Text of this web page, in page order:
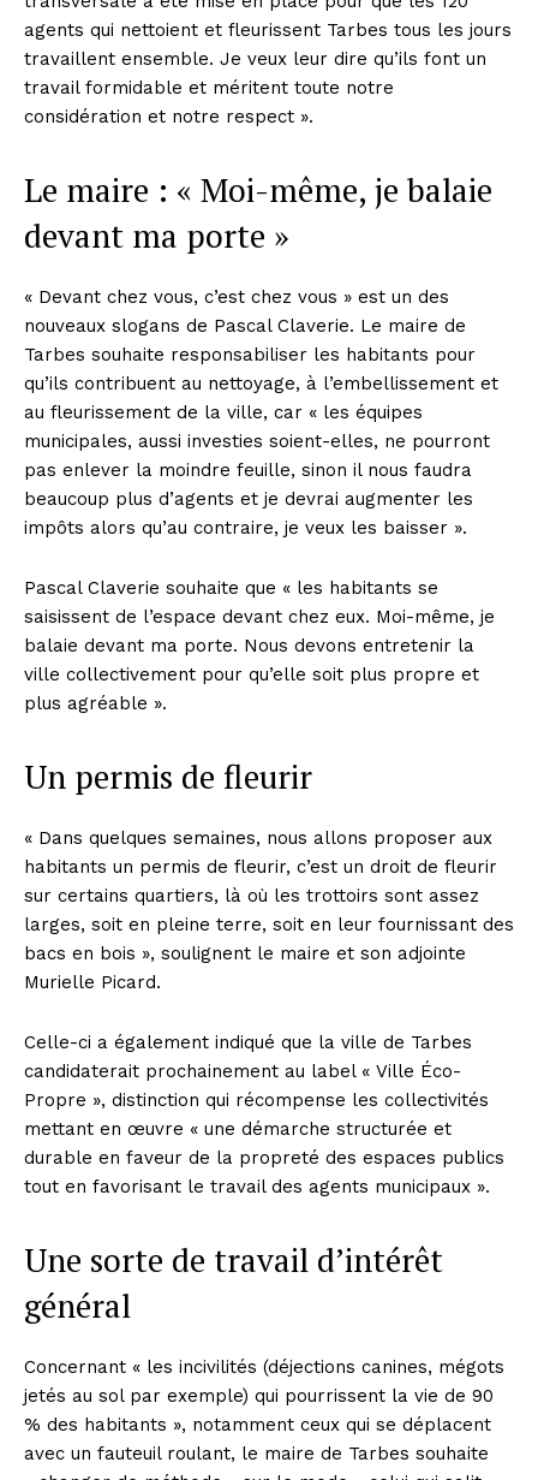
agents qui nettoient et fleurissent Tarbes tous les jours
travaillent ensemble. Je veux leur dire qu’ils font un
travail formidable et méritent toute notre
considération et notre respect ».
Le maire : « Moi-même, je balaie
devant ma porte »
« Devant chez vous, c’est chez vous » est un des
nouveaux slogans de Pascal Claverie. Le maire de
Tarbes souhaite responsabiliser les habitants pour
qu’ils contribuent au nettoyage, à l’embellissement et
au fleurissement de la ville, car « les équipes
municipales, aussi investies soient-elles, ne pourront
pas enlever la moindre feuille, sinon il nous faudra
beaucoup plus d’agents et je devrai augmenter les
impôts alors qu’au contraire, je veux les baisser ».
Pascal Claverie souhaite que « les habitants se
saisissent de l’espace devant chez eux. Moi-même, je
balaie devant ma porte. Nous devons entretenir la
ville collectivement pour qu’elle soit plus propre et
plus agréable ».
Un permis de fleurir
« Dans quelques semaines, nous allons proposer aux
habitants un permis de fleurir, c’est un droit de fleurir
sur certains quartiers, là où les trottoirs sont assez
larges, soit en pleine terre, soit en leur fournissant des
bacs en bois », soulignent le maire et son adjointe
Murielle Picard.
Celle-ci a également indiqué que la ville de Tarbes
candidaterait prochainement au label « Ville Éco-
Propre », distinction qui récompense les collectivités
mettant en œuvre « une démarche structurée et
durable en faveur de la propreté des espaces publics
tout en favorisant le travail des agents municipaux ».
Une sorte de travail d’intérêt
général
Concernant « les incivilités (déjections canines, mégots
jetés au sol par exemple) qui pourrissent la vie de 90
% des habitants », notamment ceux qui se déplacent
avec un fauteuil roulant, le maire de Tarbes souhaite